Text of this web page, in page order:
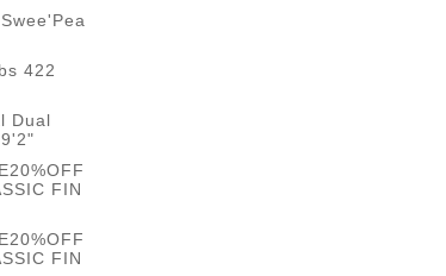
Swee'Pea
422
Dual
FIN
FIN